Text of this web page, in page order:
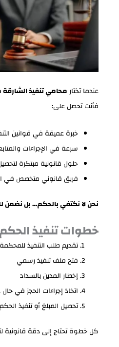
عندما تختارمحامي تنفيذ
فأنت تحصل على:
خبرة عميقة في قوانين
سرعة في الإجراءات
حلول قانونية مبتكرة
فريق قانوني متخصص في
نحن لا نكتفي بالحكم… بل نضمن
خطوات تنفيذ
تقديم طلب التنفيذ للمحكمة
فتح ملف تنفيذ رسمي
إخطار المدين بالسداد
اتخاذ إجراءات الحجز في
تحصيل المبلغ أو تنفيذ الحكم
كل خطوة تحتاج إلى دقة قانونية